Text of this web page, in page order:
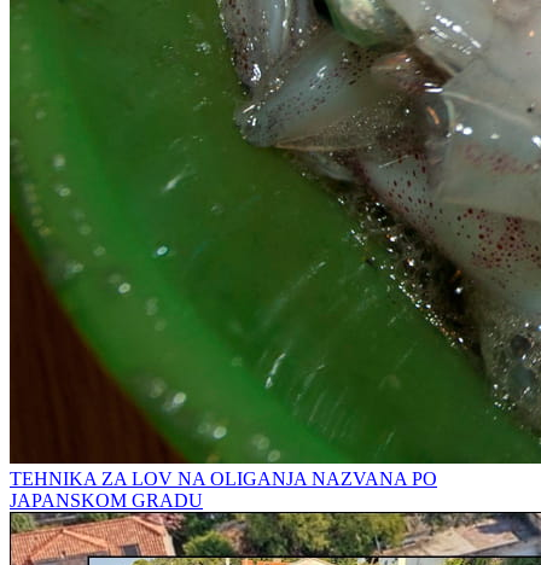
TEHNIKA ZA LOV NA OLIGANJA NAZVANA PO
JAPANSKOM GRADU